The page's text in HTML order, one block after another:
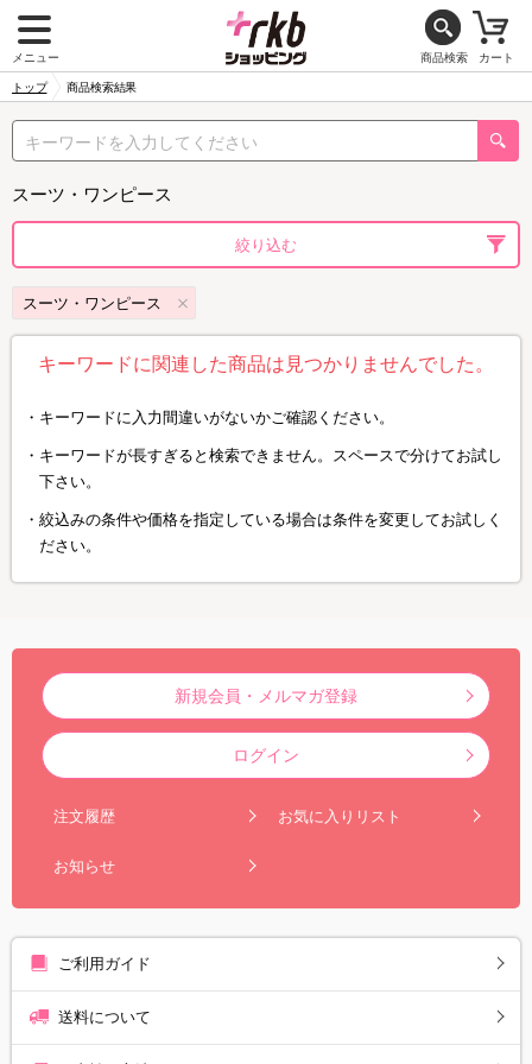
メニュー 商品検索 カート
トップ 商品検索結果
スーツ・ワンピース
絞り込む
スーツ・ワンピース
キーワードに関連した商品は見つかりませんでした。
キーワードに入力間違いがないかご確認ください。
キーワードが長すぎると検索できません。スペースで分けてお試し
下さい。
絞込みの条件や価格を指定している場合は条件を変更してお試しく
ださい。
新規会員・メルマガ登録
ログイン
注文履歴 お気に入りリスト
お知らせ
ご利用ガイド
送料について